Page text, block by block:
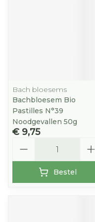
Bach bloesems
Bachbloesem Bio
Pastilles N°39
Noodgevallen 50g
€ 9,75
Bestel